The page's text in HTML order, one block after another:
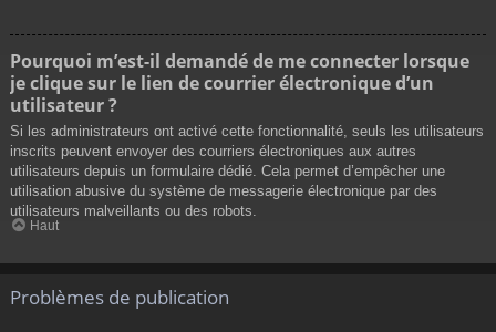
Pourquoi m’est-il demandé de me connecter lorsque
je clique sur le lien de courrier électronique d’un
utilisateur ?
Si les administrateurs ont activé cette fonctionnalité, seuls les utilisateurs
inscrits peuvent envoyer des courriers électroniques aux autres
utilisateurs depuis un formulaire dédié. Cela permet d’empêcher une
utilisation abusive du système de messagerie électronique par des
utilisateurs malveillants ou des robots.
Haut
Problèmes de publication